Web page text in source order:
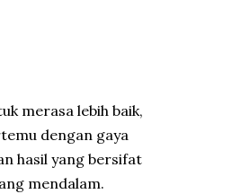
merasa lebih baik,
dengan gaya
hasil yang bersifat
mendalam.